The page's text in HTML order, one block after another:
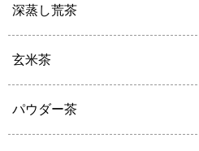
深蒸し荒茶
玄米茶
パウダー茶